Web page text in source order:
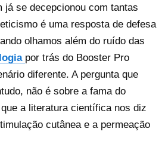
já se decepcionou com tantas
é uma resposta de defesa
olhamos além do ruído das
por trás do Booster Pro
diferente. A pergunta que
não é sobre a fama do
a literatura científica nos diz
cutânea e a permeação